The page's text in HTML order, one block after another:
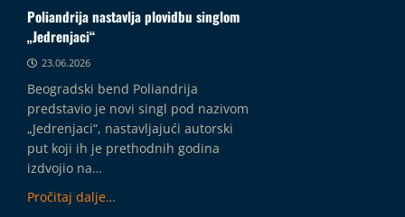
Poliandrija nastavlja plovidbu singlom
„Jedrenjaci“
23.06.2026
Beogradski bend Poliandrija
predstavio je novi singl pod nazivom
„Jedrenjaci“, nastavljajući autorski
put koji ih je prethodnih godina
izdvojio na…
Pročitaj dalje…